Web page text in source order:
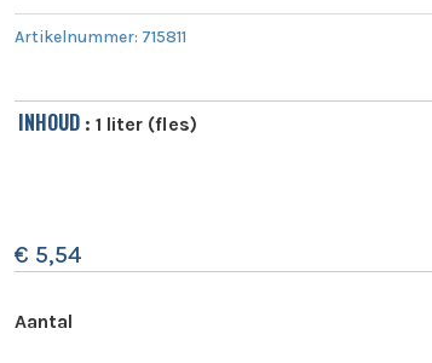
Artikelnummer: 715811
INHOUD : 1 liter (fles)
€ 5,54